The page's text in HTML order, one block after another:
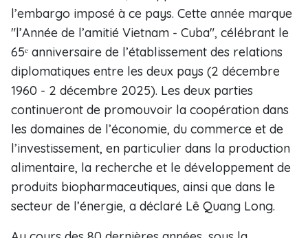
l’embargo imposé à ce pays. Cette année marque
"l’Année de l’amitié Vietnam - Cuba", célébrant le
65ᵉ anniversaire de l’établissement des relations
diplomatiques entre les deux pays (2 décembre
1960 - 2 décembre 2025). Les deux parties
continueront de promouvoir la coopération dans
les domaines de l’économie, du commerce et de
l’investissement, en particulier dans la production
alimentaire, la recherche et le développement de
produits biopharmaceutiques, ainsi que dans le
secteur de l’énergie, a déclaré Lê Quang Long.